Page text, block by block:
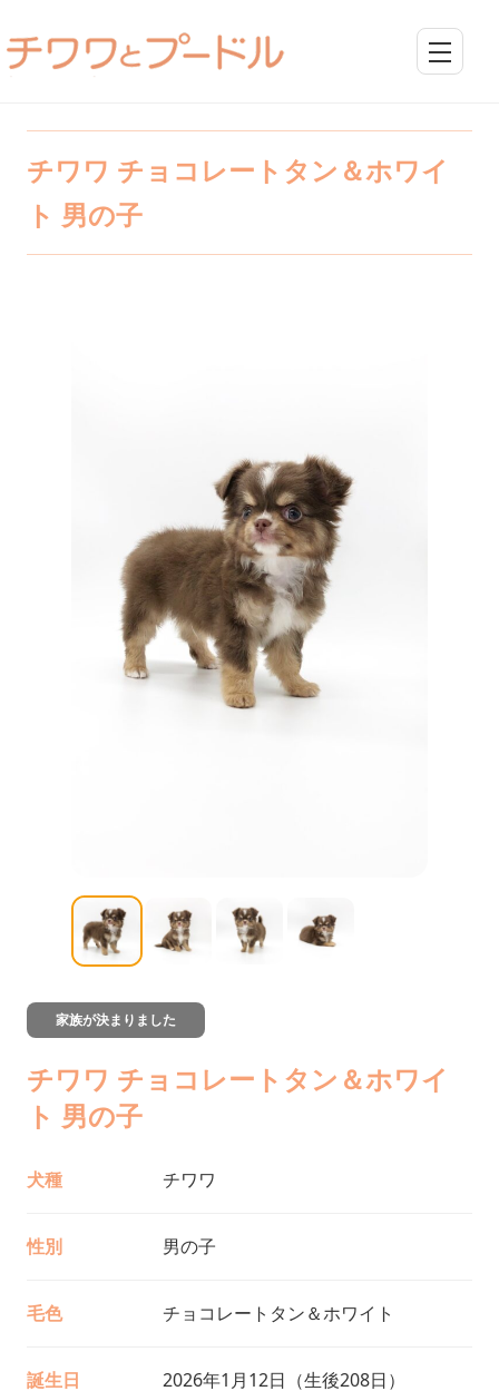
チワワ チョコレートタン＆ホワイ
ト 男の子
家族が決まりました
チワワ チョコレートタン＆ホワイ
ト 男の子
犬種 チワワ
性別 男の子
毛色 チョコレートタン＆ホワイト
誕生日 2026年1月12日（生後208日）